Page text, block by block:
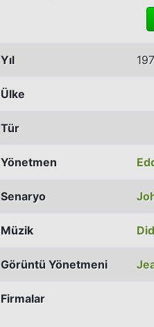
Yıl
Ülke
Tür
Yönetmen
Senaryo
Müzik
Görüntü Yönetmeni
Firmalar